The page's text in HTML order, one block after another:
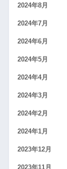
2024年8月
2024年7月
2024年6月
2024年5月
2024年4月
2024年3月
2024年2月
2024年1月
2023年12月
2023年11月